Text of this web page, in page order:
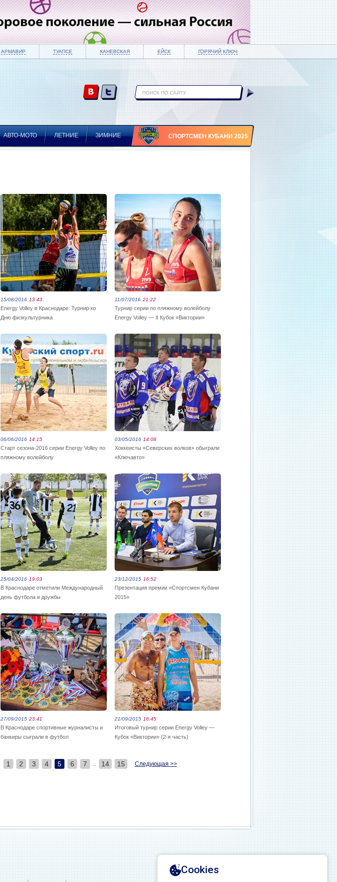
АРМАВИР ТУАПСЕ КАНЕВСКАЯ ЕЙСК ГОРЯЧИЙ КЛЮЧ
АВТО-МОТО ЛЕТНИЕ ЗИМНИЕ СПОРТСМЕН КУБАНИ 2025
15/08/2016 13:43
Energy Volley в Краснодаре: Турнир ко
Дню физкультурника
11/07/2016 21:22
Турнир серии по пляжному волейболу
Energy Volley — II Кубок «Виктории»
06/06/2016 14:15
Старт сезона-2016 серии Energy Volley по
пляжному волейболу
03/05/2016 14:08
Хоккеисты «Северских волков» обыграли
«Ключавто»
25/04/2016 19:03
В Краснодаре отметили Международный
день футбола и дружбы
23/12/2015 16:52
Презентация премии «Спортсмен Кубани
2015»
27/09/2015 23:41
В Краснодаре спортивные журналисты и
банкиры сыграли в футбол
21/09/2015 16:45
Итоговый турнир серии Energy Volley —
Кубок «Виктории» (2-я часть)
1 2 3 4 5 6 7 14 15 Следующая >>